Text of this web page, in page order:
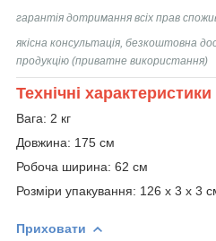
гарантія дотримання всіх прав
якісна консультація, безкоштовна
продукцію (приватне використання)
Технічні характеристики
Вага: 2 кг
Довжина: 175 см
Робоча ширина: 62 см
Розміри упакування: 126 х 3 х 3
Приховати